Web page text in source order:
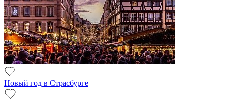
Новый год в Страсбурге